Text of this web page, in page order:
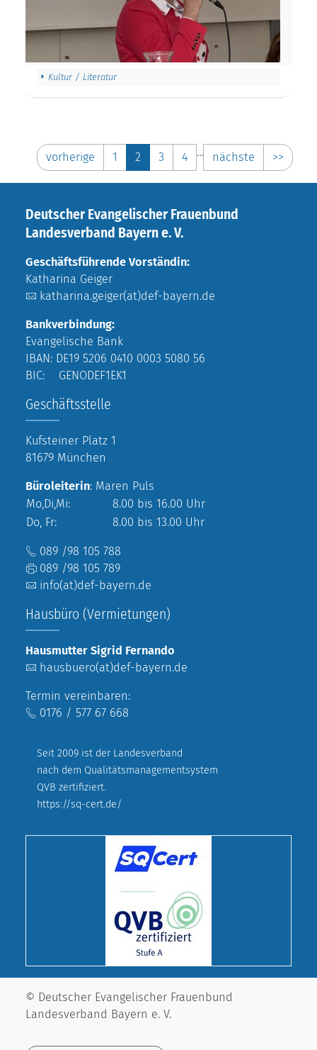
Kultur / Literatur
vorherige 1 2 3 4 … nächste >>
Deutscher Evangelischer Frauenbund
Landesverband Bayern e. V.
Geschäftsführende Vorständin:
Katharina Geiger
katharina.geiger(at)def-bayern.de
Bankverbindung:
Evangelische Bank
IBAN: DE19 5206 0410 0003 5080 56
BIC: GENODEF1EK1
Geschäftsstelle
Kufsteiner Platz 1
81679 München
Büroleiterin: Maren Puls
Mo,Di,Mi:
8.00 bis 16.00 Uhr
Do, Fr:
8.00 bis 13.00 Uhr
089 /98 105 788
089 /98 105 789
info(at)def-bayern.de
Hausbüro (Vermietungen)
Hausmutter Sigrid Fernando
hausbuero(at)def-bayern.de
Termin vereinbaren:
0176 / 577 67 668
Seit 2009 ist der Landesverband
nach dem Qualitätsmanagementsystem
QVB zertifiziert.
https://sq-cert.de/
© Deutscher Evangelischer Frauenbund
Landesverband Bayern e. V.